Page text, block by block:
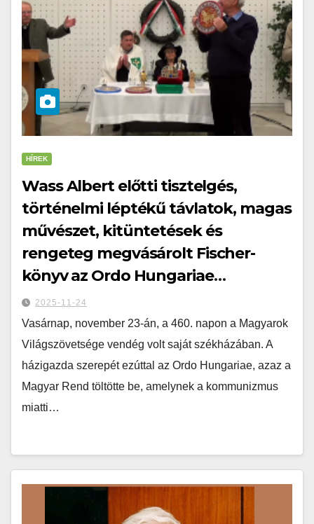
HÍREK
Wass Albert előtti tisztelgés,
történelmi léptékű távlatok, magas
művészet, kitüntetések és
rengeteg megvásárolt Fischer-
könyv az Ordo Hungariae
rendezvényén, a Turul Házban
2025-11-24
Vasárnap, november 23-án, a 460. napon a Magyarok
Világszövetsége vendég volt saját székházában. A
házigazda szerepét ezúttal az Ordo Hungariae, azaz a
Magyar Rend töltötte be, amelynek a kommunizmus
miatti…